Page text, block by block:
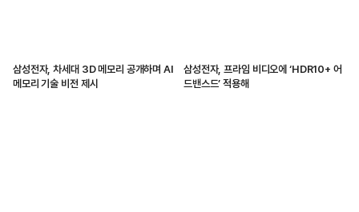
삼성전자, 차세대 3D 메모리 공개하며 AI
메모리 기술 비전 제시
삼성전자, 프라임 비디오에 ‘HDR10+ 어
드밴스드’ 적용해